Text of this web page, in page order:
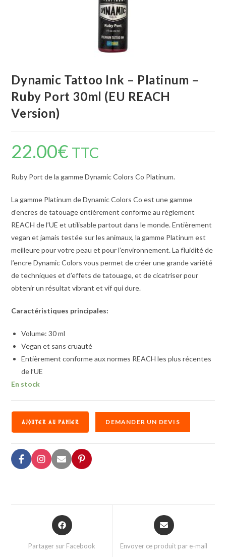
Dynamic Tattoo Ink – Platinum –
Ruby Port 30ml (EU REACH
Version)
22.00€ TTC
Ruby Port de la gamme Dynamic Colors Co Platinum.
La gamme Platinum de Dynamic Colors Co est une gamme
d’encres de tatouage entièrement conforme au règlement
REACH de l’UE et utilisable partout dans le monde. Entièrement
vegan et jamais testée sur les animaux, la gamme Platinum est
meilleure pour votre peau et pour l’environnement. La fluidité de
l’encre Dynamic Colors vous permet de créer une grande variété
de techniques et d’effets de tatouage, et de cicatriser pour
obtenir un résultat vibrant et vif qui dure.
Caractéristiques principales:
Volume: 30 ml
Vegan et sans cruauté
Entièrement conforme aux normes REACH les plus récentes
de l’UE
En stock
AJOUTER AU PANIER DEMANDER UN DEVIS
Partager sur Facebook Envoyer ce produit par e-mail